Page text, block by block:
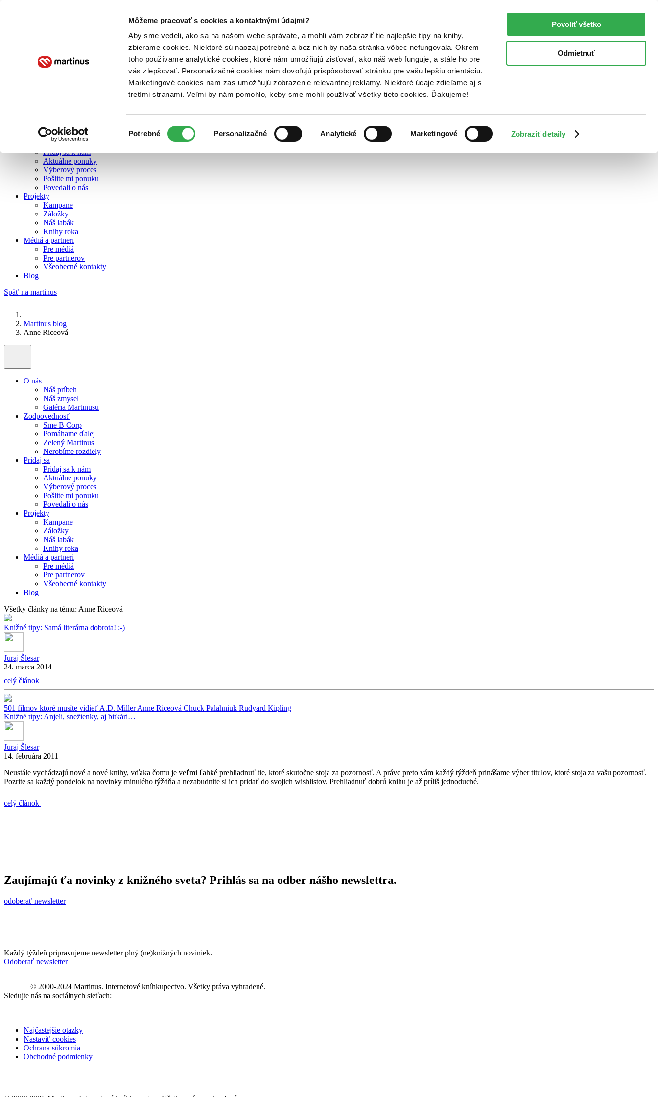
Môžeme pracovať s cookies a kontaktnými údajmi?
Aby sme vedeli, ako sa na našom webe správate, a mohli vám zobraziť tie najlepšie tipy na knihy,
zbierame cookies. Niektoré sú naozaj potrebné a bez nich by naša stránka vôbec nefungovala. Okrem
toho používame analytické cookies, ktoré nám umožňujú zisťovať, ako náš web funguje, a stále ho pre
vás zlepšovať. Personalizačné cookies nám dovoľujú prispôsobovať stránku pre vašu lepšiu orientáciu.
Marketingové cookies nám zas umožňujú zobrazenie relevantnej reklamy. Niektoré údaje zdieľame aj s
tretími stranami. Veľmi by nám pomohlo, keby sme mohli používať všetky tieto cookies. Ďakujeme!
súhlasu
Potrebné Personalizačné Analytické Marketingové Zobraziť detaily
Povoliť všetko
Odmietnuť
O nás
Zelený Martinus
Nerobíme rozdiely
Pridaj sa k nám
Aktuálne ponuky
Výberový proces
Pošlite mi ponuku
Povedali o nás
Projekty
Kampane
Záložky
Náš labák
Knihy roka
Médiá a partneri
Pre médiá
Pre partnerov
Všeobecné kontakty
Blog
Späť na martinus
Martinus blog
Anne Riceová
O nás
Náš príbeh
Náš zmysel
Galéria Martinusu
Zodpovednosť
Sme B Corp
Pomáhame ďalej
Zelený Martinus
Nerobíme rozdiely
Pridaj sa
Pridaj sa k nám
Aktuálne ponuky
Výberový proces
Pošlite mi ponuku
Povedali o nás
Projekty
Kampane
Záložky
Náš labák
Knihy roka
Médiá a partneri
Pre médiá
Pre partnerov
Všeobecné kontakty
Blog
Všetky články na tému: Anne Riceová
Knižné tipy: Samá literárna dobrota! :-)
Juraj Šlesar
24. marca 2014
celý článok
501 filmov ktoré musíte vidieť A.D. MillerAnne Riceová Chuck Palahniuk Rudyard Kipling
Knižné tipy: Anjeli, snežienky, aj bitkári…
Juraj Šlesar
14. februára 2011
Neustále vychádzajú nové a nové knihy, vďaka čomu je veľmi ľahké prehliadnuť tie, ktoré skutočne stoja za pozornosť. A práve preto vám každý týždeň prinášame výber titulov, ktoré stoja za vašu pozornosť.
Pozrite sa každý pondelok na novinky minulého týždňa a nezabudnite si ich pridať do svojich wishlistov. Prehliadnuť dobrú knihu je až príliš jednoduché.
celý článok
Zaujímajú ťa novinky z knižného sveta? Prihlás sa na odber nášho newslettra.
odoberať newsletter
Každý týždeň pripravujeme newsletter plný (ne)knižných noviniek.
Odoberať newsletter
© 2000-2024 Martinus. Internetové kníhkupectvo. Všetky práva vyhradené.
Sledujte nás na sociálnych sieťach:
Najčastejšie otázky
Nastaviť cookies
Ochrana súkromia
Obchodné podmienky